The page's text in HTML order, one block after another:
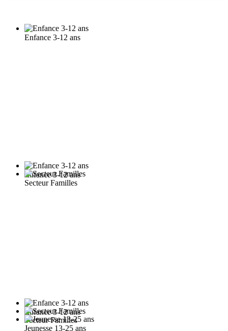
Enfance 3-12 ans
Enfance 3-12 ans
Enfance 3-12 ans
Secteur Familles
Secteur Familles
Jeunesse 13-25 ans